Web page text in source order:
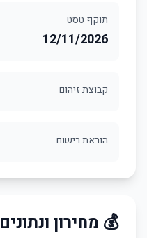
תוקף טסט
12/11/2026
קבוצת זיהום
הוראת רישום
💰 מחירון ונתונים